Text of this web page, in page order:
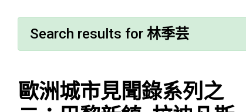
Search results for 林季芸
歐洲城市見聞錄系列之